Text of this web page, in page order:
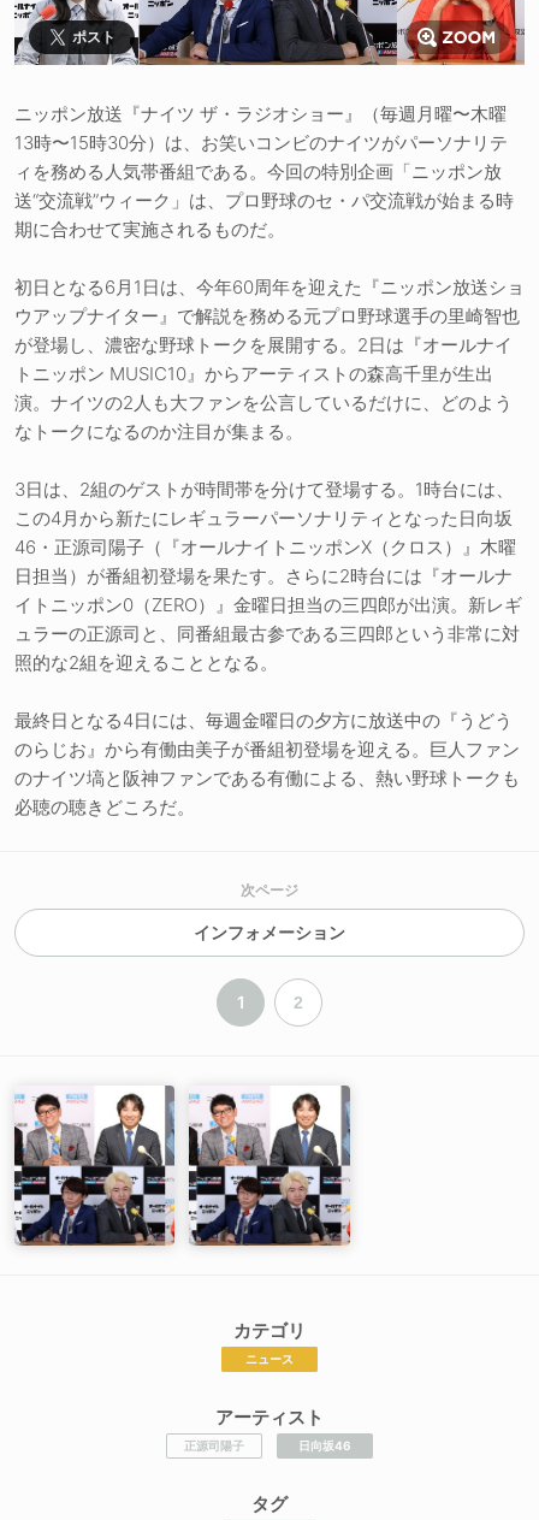
ポスト
ニッポン放送『ナイツ ザ・ラジオショー』（毎週月曜〜木曜
13時〜15時30分）は、お笑いコンビのナイツがパーソナリテ
ィを務める人気帯番組である。今回の特別企画「ニッポン放
送“交流戦”ウィーク」は、プロ野球のセ・パ交流戦が始まる時
期に合わせて実施されるものだ。
初日となる6月1日は、今年60周年を迎えた『ニッポン放送ショ
ウアップナイター』で解説を務める元プロ野球選手の里崎智也
が登場し、濃密な野球トークを展開する。2日は『オールナイ
トニッポン MUSIC10』からアーティストの森高千里が生出
演。ナイツの2人も大ファンを公言しているだけに、どのよう
なトークになるのか注目が集まる。
3日は、2組のゲストが時間帯を分けて登場する。1時台には、
この4月から新たにレギュラーパーソナリティとなった日向坂
46・正源司陽子（『オールナイトニッポンX（クロス）』木曜
日担当）が番組初登場を果たす。さらに2時台には『オールナ
イトニッポン0（ZERO）』金曜日担当の三四郎が出演。新レギ
ュラーの正源司と、同番組最古参である三四郎という非常に対
照的な2組を迎えることとなる。
最終日となる4日には、毎週金曜日の夕方に放送中の『うどう
のらじお』から有働由美子が番組初登場を迎える。巨人ファン
のナイツ塙と阪神ファンである有働による、熱い野球トークも
必聴の聴きどころだ。
次ページ
インフォメーション
1 2
カテゴリ
ニュース
アーティスト
正源司陽子 日向坂46
タグ